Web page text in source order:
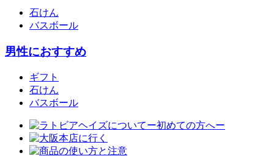
石けん
バスボール
男性におすすめ
ギフト
石けん
バスボール